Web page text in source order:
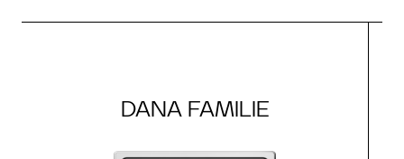
DANA FAMILIE